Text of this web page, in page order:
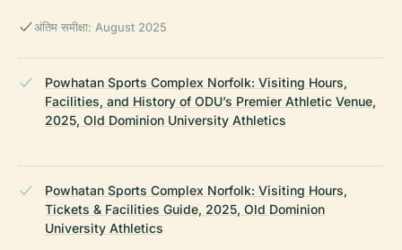
अंतिम समीक्षा: August 2025
Powhatan Sports Complex Norfolk: Visiting Hours,
Facilities, and History of ODU’s Premier Athletic Venue,
2025, Old Dominion University Athletics
Powhatan Sports Complex Norfolk: Visiting Hours,
Tickets & Facilities Guide, 2025, Old Dominion
University Athletics